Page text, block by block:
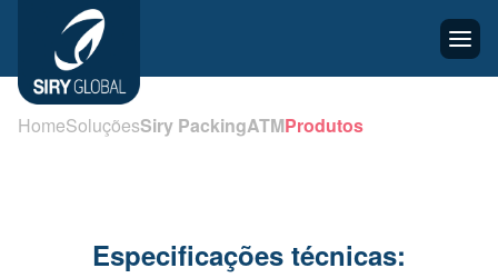
HomeSoluçõesSiry PackingATMProdutos
Especificações técnicas: